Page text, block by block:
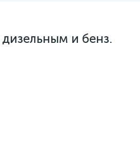
и бенз.